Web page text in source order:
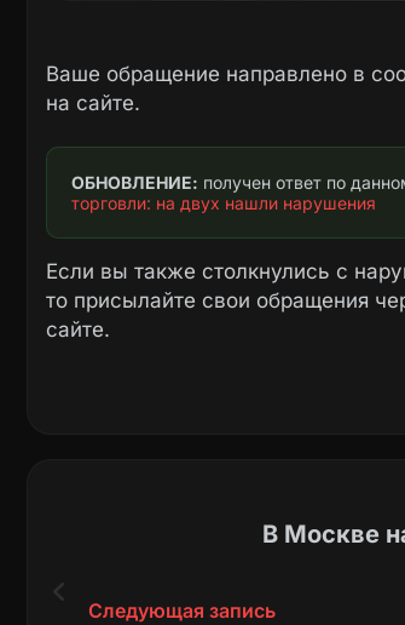
Ваше обращение направлено в
на сайте.
ОБНОВЛЕНИЕ: получен ответ по
торговли: на двух нашли нарушения
Если вы также столкнулись с
то присылайте свои обращения
сайте.
В Москве
Следующая запись